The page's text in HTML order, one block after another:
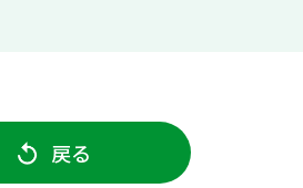
戻る